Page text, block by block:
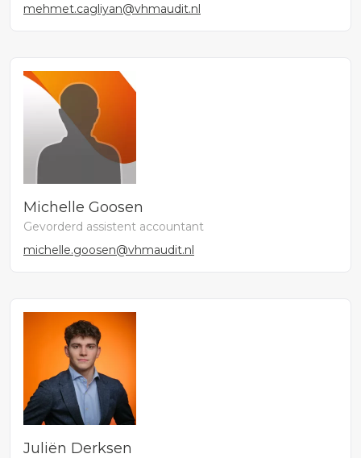
mehmet.cagliyan@vhmaudit.nl
Michelle Goosen
Gevorderd assistent accountant
michelle.goosen@vhmaudit.nl
Juliën Derksen